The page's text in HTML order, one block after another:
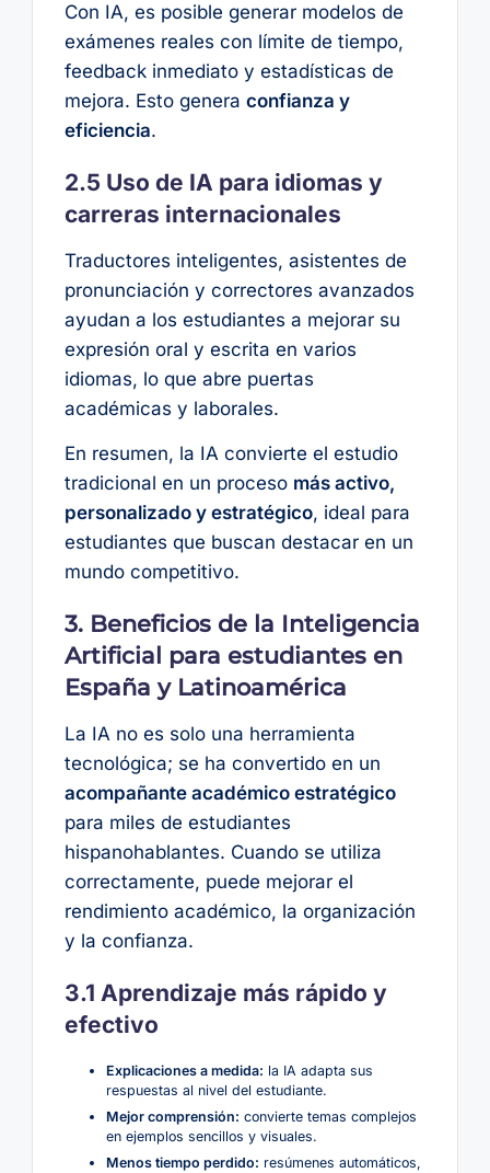
Con IA, es posible generar modelos de
exámenes reales con límite de tiempo,
feedback inmediato y estadísticas de
mejora. Esto genera confianza y
eficiencia.
2.5 Uso de IA para idiomas y
carreras internacionales
Traductores inteligentes, asistentes de
pronunciación y correctores avanzados
ayudan a los estudiantes a mejorar su
expresión oral y escrita en varios
idiomas, lo que abre puertas
académicas y laborales.
En resumen, la IA convierte el estudio
tradicional en un proceso más activo,
personalizado y estratégico, ideal para
estudiantes que buscan destacar en un
mundo competitivo.
3. Beneficios de la Inteligencia
Artificial para estudiantes en
España y Latinoamérica
La IA no es solo una herramienta
tecnológica; se ha convertido en un
acompañante académico estratégico
para miles de estudiantes
hispanohablantes. Cuando se utiliza
correctamente, puede mejorar el
rendimiento académico, la organización
y la confianza.
3.1 Aprendizaje más rápido y
efectivo
Explicaciones a medida: la IA adapta sus
respuestas al nivel del estudiante.
Mejor comprensión: convierte temas complejos
en ejemplos sencillos y visuales.
Menos tiempo perdido: resúmenes automáticos,